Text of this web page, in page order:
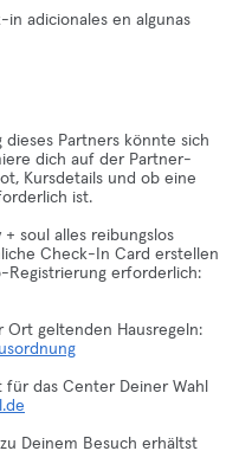
in adicionales en algunas
dieses Partners könnte sich
dich auf der Partner-
Kursdetails und ob eine
ist.
soul alles reibungslos
Check-In Card erstellen
geltenden Hausregeln:
das Center Deiner Wahl
Deinem Besuch erhältst